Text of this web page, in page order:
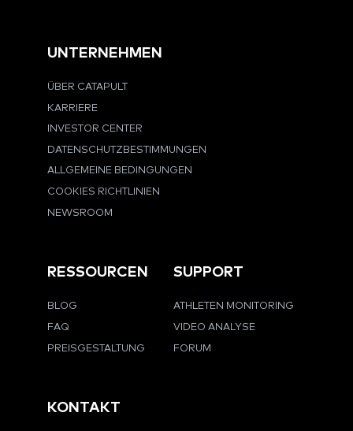
UNTERNEHMEN
ÜBER CATAPULT
KARRIERE
INVESTOR CENTER
DATENSCHUTZBESTIMMUNGEN
ALLGEMEINE BEDINGUNGEN
COOKIES RICHTLINIEN
NEWSROOM
RESSOURCEN
BLOG
FAQ
PREISGESTALTUNG
SUPPORT
ATHLETEN MONITORING
VIDEO ANALYSE
FORUM
KONTAKT